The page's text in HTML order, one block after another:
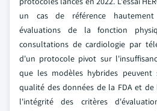
un cas de référence
évaluations de la fonction
consultations de cardiologie par
d'un protocole pivot sur
que les modèles hybrides peuvent
qualité des données de la FDA et
l'intégrité des critères